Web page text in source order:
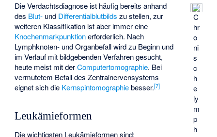
C
hr
o
ni
s
c
h
e
ly
m
p
h
Die Verdachtsdiagnose ist häufig bereits anhand
des Blut- und Differentialblutbilds zu stellen, zur
weiteren Klassifikation ist aber immer eine
Knochenmarkpunktionerforderlich. Nach
Lymphknoten- und Organbefall wird zu Beginn und
im Verlauf mit bildgebenden Verfahren gesucht,
heute meist mit derComputertomographie. Bei
vermutetem Befall des Zentralnervensystems
eignet sich die Kernspintomographiebesser.[7]
Leukämieformen
Die wichtigsten Leukämieformen sind: